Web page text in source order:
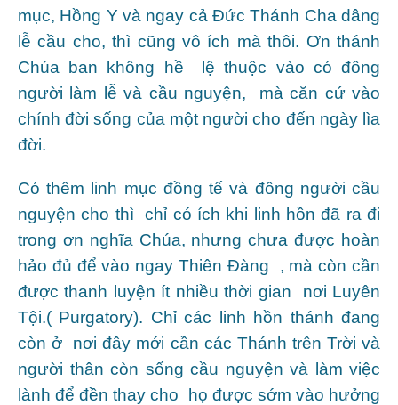
mục, Hồng Y và ngay cả Đức Thánh Cha dâng
lễ cầu cho, thì cũng vô ích mà thôi. Ơn thánh
Chúa ban không hề lệ thuộc vào có đông
người làm lễ và cầu nguyện, mà căn cứ vào
chính đời sống của một người cho đến ngày lìa
đời.
Có thêm linh mục đồng tế và đông người cầu
nguyện cho thì chỉ có ích khi linh hồn đã ra đi
trong ơn nghĩa Chúa, nhưng chưa được hoàn
hảo đủ để vào ngay Thiên Đàng , mà còn cần
được thanh luyện ít nhiều thời gian nơi Luyên
Tội.( Purgatory). Chỉ các linh hồn thánh đang
còn ở nơi đây mới cần các Thánh trên Trời và
người thân còn sống cầu nguyện và làm việc
lành để đền thay cho họ được sớm vào hưởng